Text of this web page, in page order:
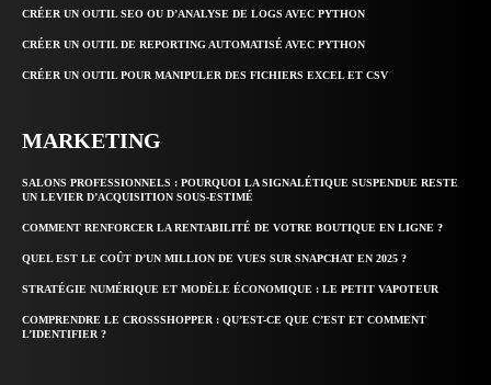
CRÉER UN OUTIL SEO OU D’ANALYSE DE LOGS AVEC PYTHON
CRÉER UN OUTIL DE REPORTING AUTOMATISÉ AVEC PYTHON
CRÉER UN OUTIL POUR MANIPULER DES FICHIERS EXCEL ET CSV
MARKETING
SALONS PROFESSIONNELS : POURQUOI LA SIGNALÉTIQUE SUSPENDUE RESTE
UN LEVIER D’ACQUISITION SOUS-ESTIMÉ
COMMENT RENFORCER LA RENTABILITÉ DE VOTRE BOUTIQUE EN LIGNE ?
QUEL EST LE COÛT D’UN MILLION DE VUES SUR SNAPCHAT EN 2025 ?
STRATÉGIE NUMÉRIQUE ET MODÈLE ÉCONOMIQUE : LE PETIT VAPOTEUR
COMPRENDRE LE CROSSSHOPPER : QU’EST-CE QUE C’EST ET COMMENT
L’IDENTIFIER ?